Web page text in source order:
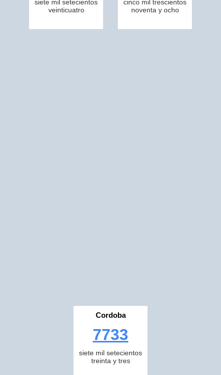
siete mil setecientos
veinticuatro
cinco mil trescientos
noventa y ocho
Cordoba
7733
siete mil setecientos
treinta y tres